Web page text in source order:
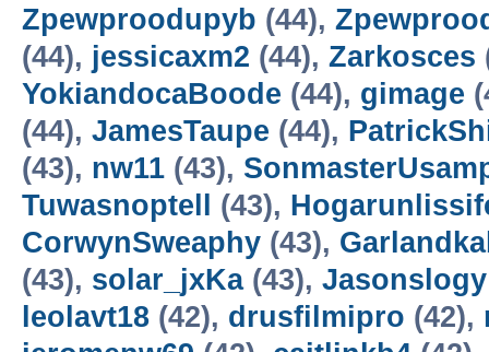
Zpewproodupyb (44),
(44), jessicaxm2 (44), Zarkosces
YokiandocaBoode (44), gimage
(44), JamesTaupe (44),
(43), nw11 (43),
Tuwasnoptell
(43),
CorwynSweaphy (43),
(43), solar_jxKa(43), Jasonslogy
leolavt18 (42), drusfilmipro (42),